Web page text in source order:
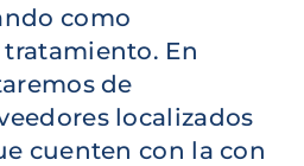
como
En
de
localizados
cuenten con la con